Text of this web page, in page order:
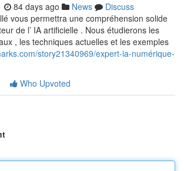
84 days ago News
Discuss
vous permettra une compréhension solide
de l’ IA artificielle . Nous étudierons les
, les techniques actuelles et les exemples
story21340969/expert-ia-numérique-
Who Upvoted